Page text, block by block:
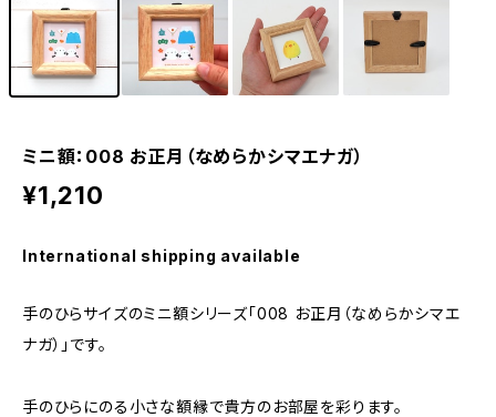
ミニ額：008 お正月（なめらかシマエナガ）
¥1,210
International shipping available
手のひらサイズのミニ額シリーズ「008 お正月（なめらかシマエ
ナガ）」です。
手のひらにのる小さな額縁で貴方のお部屋を彩ります。